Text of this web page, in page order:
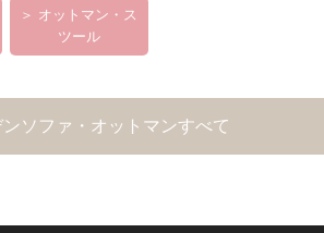
＞ オットマン・ス
ツール
ンソファ・オットマンすべて